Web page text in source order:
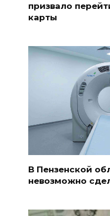
призвало
карты
В Пензенской
невозможно